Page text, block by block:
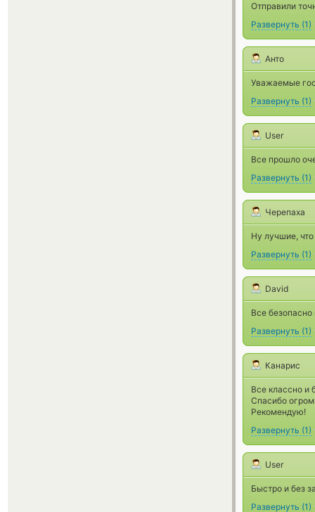
Отправили
Развернуть (1)
Анто
Уважаемые
Развернуть (1)
User
Все прошло
Развернуть (1)
Черепаха
Ну лучшие,
Развернуть (1)
David
Все
Развернуть (1)
Канарис
Все классно и
Спасибо
Рекомендую!
Развернуть (1)
User
Быстро и без
Развернуть (1)